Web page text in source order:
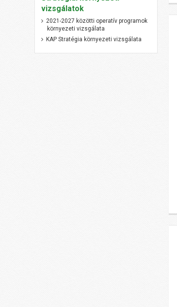
vizsgálatok
2021-2027 közötti operatív programok
környezeti vizsgálata
KAP Stratégia környezeti vizsgálata